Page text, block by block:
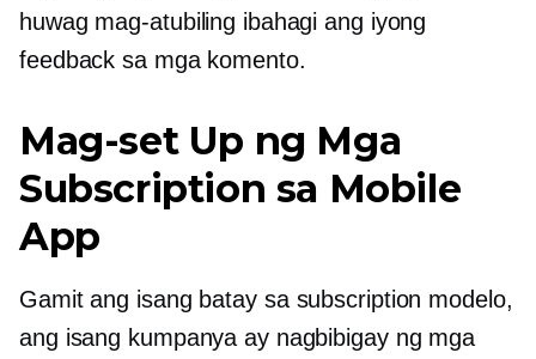
huwag mag-atubiling ibahagi ang iyong
feedback sa mga komento.
Mag-set Up ng Mga
Subscription sa Mobile
App
Gamit ang isang batay sa subscription modelo,
ang isang kumpanya ay nagbibigay ng mga